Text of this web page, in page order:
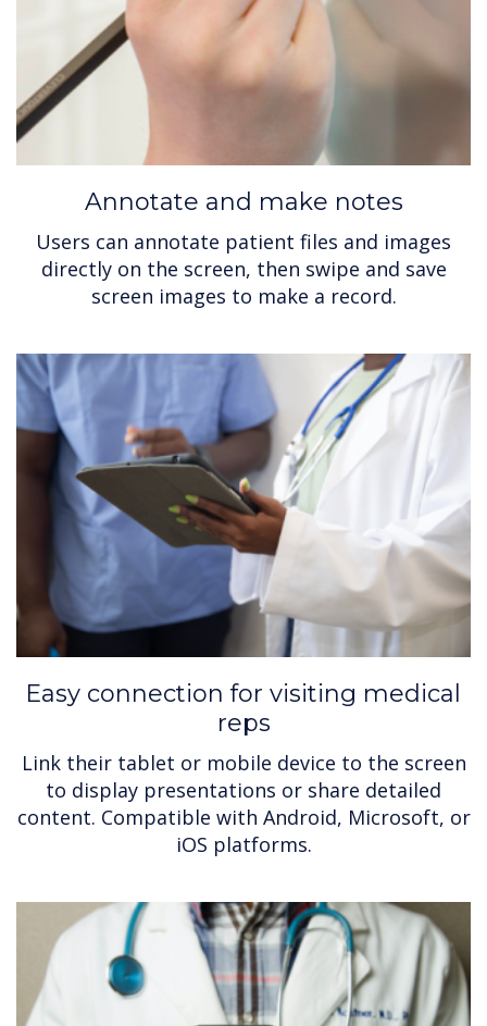
Annotate and make notes
Users can annotate patient files and images
directly on the screen, then swipe and save
screen images to make a record.
Easy connection for visiting medical
reps
Link their tablet or mobile device to the screen
to display presentations or share detailed
content. Compatible with Android, Microsoft, or
iOS platforms.